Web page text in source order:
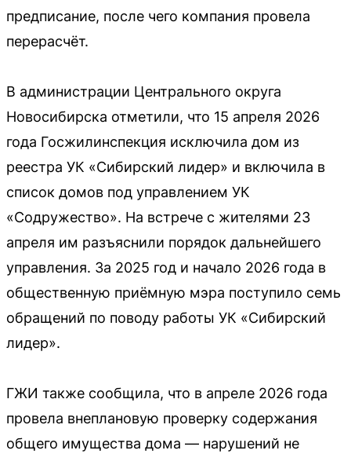
предписание, после чего компания провела
перерасчёт.
В администрации Центрального округа
Новосибирска отметили, что 15 апреля 2026
года Госжилинспекция исключила дом из
реестра УК «Сибирский лидер» и включила в
список домов под управлением УК
«Содружество». На встрече с жителями 23
апреля им разъяснили порядок дальнейшего
управления. За 2025 год и начало 2026 года в
общественную приёмную мэра поступило семь
обращений по поводу работы УК «Сибирский
лидер».
ГЖИ также сообщила, что в апреле 2026 года
провела внеплановую проверку содержания
общего имущества дома — нарушений не